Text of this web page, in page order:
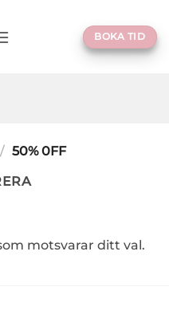
BOKA TID
/ 50% 0FF
motsvarar ditt val.